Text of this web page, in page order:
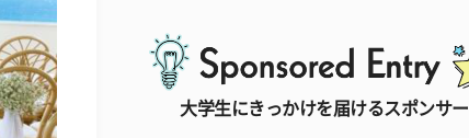
大学生にきっかけを届けるスポンサー